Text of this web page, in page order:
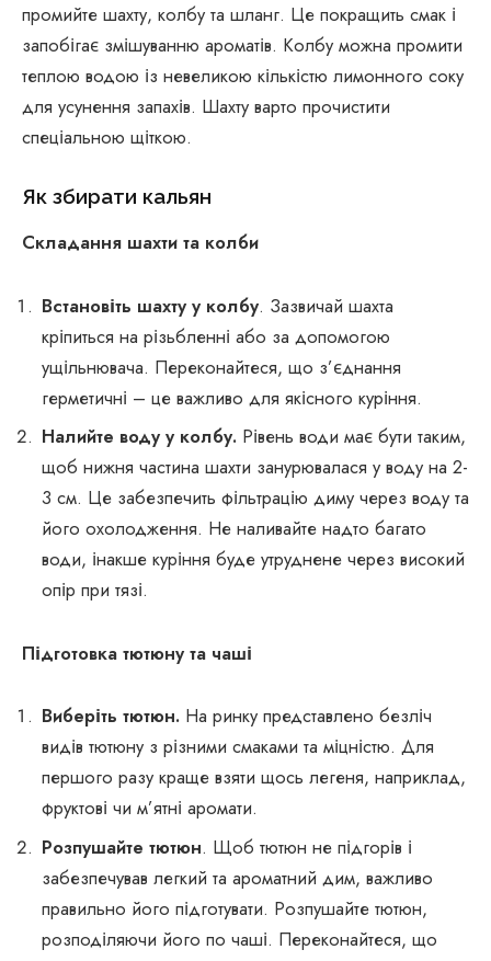
промийте шахту, колбу та шланг. Це покращить смак і
запобігає змішуванню ароматів. Колбу можна промити
теплою водою із невеликою кількістю лимонного соку
для усунення запахів. Шахту варто прочистити
спеціальною щіткою.
Як збирати кальян
Складання шахти та колби
Встановіть шахту у колбу. Зазвичай шахта
кріпиться на різьбленні або за допомогою
ущільнювача. Переконайтеся, що з’єднання
герметичні – це важливо для якісного куріння.
Налийте воду у колбу. Рівень води має бути таким,
щоб нижня частина шахти занурювалася у воду на 2-
3 см. Це забезпечить фільтрацію диму через воду та
його охолодження. Не наливайте надто багато
води, інакше куріння буде утруднене через високий
опір при тязі.
Підготовка тютюну та чаші
Виберіть тютюн. На ринку представлено безліч
видів тютюну з різними смаками та міцністю. Для
першого разу краще взяти щось легеня, наприклад,
фруктові чи м’ятні аромати.
Розпушайте тютюн. Щоб тютюн не підгорів і
забезпечував легкий та ароматний дим, важливо
правильно його підготувати. Розпушайте тютюн,
розподіляючи його по чаші. Переконайтеся, що